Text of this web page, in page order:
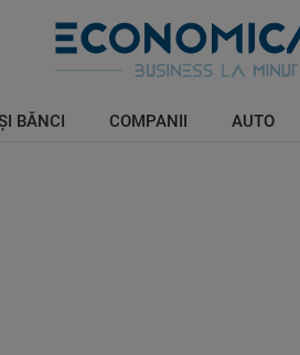
BĂNCI COMPANII AUTO